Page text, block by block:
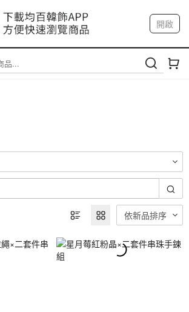
集預告：9/4-9/6 淡水捷運站
預告：9/12-9/13 八里海巡基地
預告：8/22-8/23 桃園青埔置地廣場
開啟
我的帳戶
依新品排序